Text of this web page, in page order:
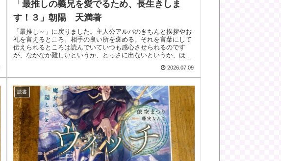
「最推しの義兄を愛でるため、長生きしま
す！３」朝陽 天満著
「最推し～」に戻りました。主人公アルバのきちんと挨拶やお
礼を言えるところ。相手の良い所を褒める。それを言葉にして
伝えられるところは読んでいていつも感心させられるのです
が、なかなか難しいというか、とっさに出ないというか、ほん
2026.07.09
読書